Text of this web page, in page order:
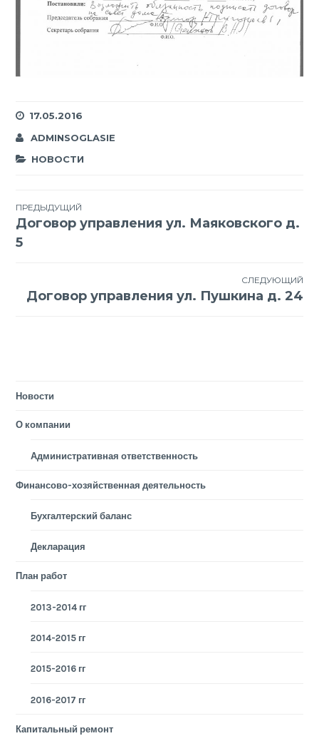
17.05.2016
ADMINSOGLASIE
НОВОСТИ
Навигация
по
ПРЕДЫДУЩИЙ
Договор управления ул. Маяковского д.
5
СЛЕДУЮЩИЙ
Договор управления ул. Пушкина д. 24
Новости
О компании
Административная ответственность
Финансово-хозяйственная деятельность
Бухгалтерский баланс
Декларация
План работ
2013-2014 гг
2014-2015 гг
2015-2016 гг
2016-2017 гг
Капитальный ремонт